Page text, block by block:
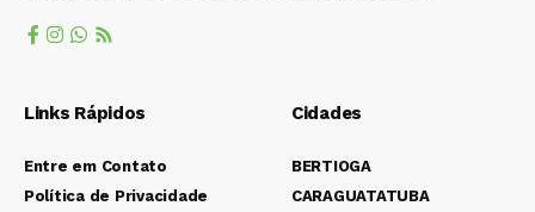
Links Rápidos
Entre em Contato
Política de Privacidade
Cidades
BERTIOGA
CARAGUATATUBA